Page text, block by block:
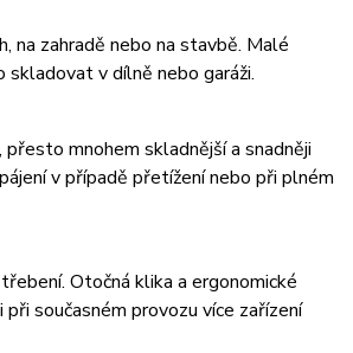
na zahradě nebo na stavbě. Malé
v dílně nebo garáži.
mnohem skladnější a snadněji
v případě přetížení nebo při plném
Otočná klika a ergonomické
současném provozu více zařízení